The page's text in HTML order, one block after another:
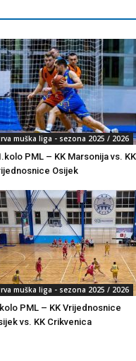
muška liga - sezona 2025 / 2026
PML – KK Marsonija vs. KK
Osijek
muška liga - sezona 2025 / 2026
PML – KK Vrijednosnice
vs. KK Crikvenica